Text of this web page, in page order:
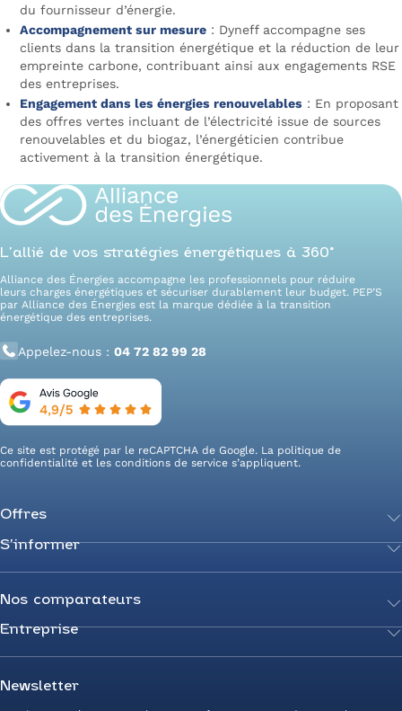
du fournisseur d’énergie.
Accompagnement sur mesure : Dyneff accompagne ses
clients dans la transition énergétique et la réduction de leur
empreinte carbone, contribuant ainsi aux engagements RSE
des entreprises.
Engagement dans les énergies renouvelables : En proposant
des offres vertes incluant de l’électricité issue de sources
renouvelables et du biogaz, l’énergéticien contribue
activement à la transition énergétique.
L’allié de vos stratégies énergétiques à 360°
Alliance des Énergies accompagne les professionnels pour réduire
leurs charges énergétiques et sécuriser durablement leur budget. PEP’S
par Alliance des Énergies est la marque dédiée à la transition
énergétique des entreprises.
Appelez-nous : 04 72 82 99 28
Ce site est protégé par le reCAPTCHA de Google. La politique de
confidentialité et les conditions de service s’appliquent.
Offres
Achetez votre énergie
Transition énergétique
Secteurs d’expertise
Optimisez vos taxes et compteurs
Mix énergie
Efficacité énergétique
S’informer
Actualités
Guides de l’énergie
Livres blancs
Nos comparateurs
Comparateur Électricité
Comparateur Gaz
Entreprise
Nous rejoindre
Devenez Partenaire
Newsletter